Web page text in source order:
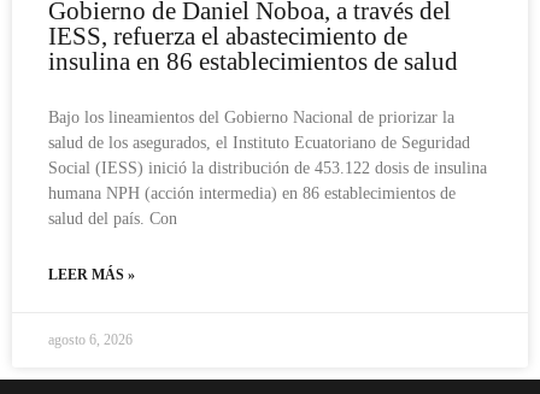
Gobierno de Daniel Noboa, a través del
IESS, refuerza el abastecimiento de
insulina en 86 establecimientos de salud
Bajo los lineamientos del Gobierno Nacional de priorizar la
salud de los asegurados, el Instituto Ecuatoriano de Seguridad
Social (IESS) inició la distribución de 453.122 dosis de insulina
humana NPH (acción intermedia) en 86 establecimientos de
salud del país. Con
LEER MÁS »
agosto 6, 2026